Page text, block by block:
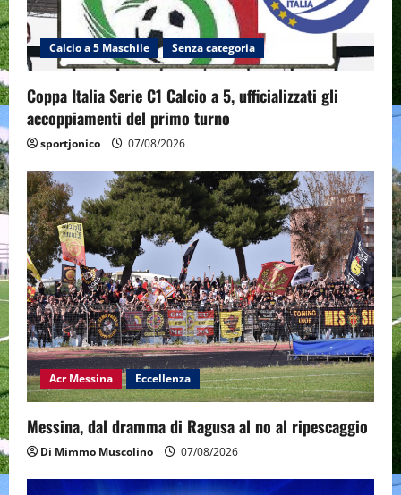
Calcio a 5 Maschile Senza categoria
Coppa Italia Serie C1 Calcio a 5, ufficializzati gli
accoppiamenti del primo turno
sportjonico 07/08/2026
Acr Messina Eccellenza
Messina, dal dramma di Ragusa al no al ripescaggio
Di Mimmo Muscolino 07/08/2026